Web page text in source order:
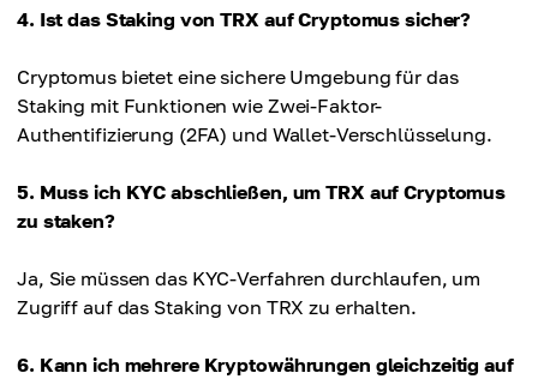
4. Ist das Staking von TRX auf Cryptomus sicher?
Cryptomus bietet eine sichere Umgebung für das
Staking mit Funktionen wie Zwei-Faktor-
Authentifizierung (2FA) und Wallet-Verschlüsselung.
5. Muss ich KYC abschließen, um TRX auf Cryptomus
zu staken?
Ja, Sie müssen das KYC-Verfahren durchlaufen, um
Zugriff auf das Staking von TRX zu erhalten.
6. Kann ich mehrere Kryptowährungen gleichzeitig auf